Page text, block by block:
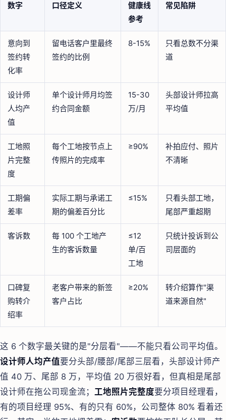
数字 口径定义
健康线
参考
常见陷阱
意向到
签约转
化率
留电话客户里最终
签约的比例
8-15%
只看总数不分渠
道
设计师
人均产
值
单个设计师月均签
约合同金额
15-30
万/月
头部设计师拉高
平均值
工地照
片完整
度
每个工地按节点上
传照片的完成率
≥90%
补拍应付、照片
不清晰
工期偏
差率
实际工期与承诺工
期的偏差百分比
≤15%
只看头部工地，
尾部严重超期
客诉数
每 100 个工地产
生的客诉数量
≤12
单/百
工地
只统计投诉到公
司层面的
口碑复
购转介
绍率
老客户带来的新签
客户占比
≥20%
转介绍算作"渠
道来源自然"
这 6 个数字最关键的是"分层看"——不能只看公司平均值。
设计师人均产值要分头部/腰部/尾部三层看，头部设计师产
值 40 万、尾部 8 万，平均值 20 万很好看，但真相是尾部
设计师在拖公司现金流； 工地照片完整度要分项目经理看，
有的项目经理 95%、有的只有 60%，公司整体 80% 看着还